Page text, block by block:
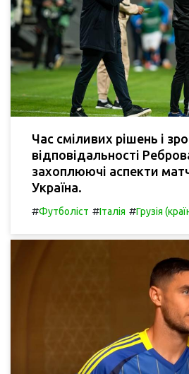
Час сміливих рішень і
відповідальності
захоплюючі аспекти
Україна.
#Футболіст #Італія #Грузія